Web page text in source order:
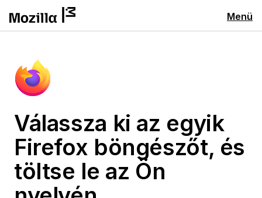
Menü
Válassza ki az egyik
Firefox böngészőt, és
töltse le az Ön